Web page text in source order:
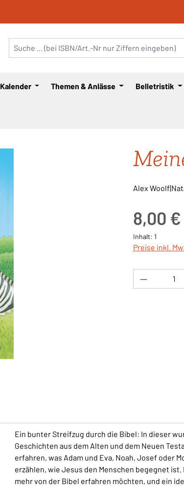
Kalender Themen & Anlässe Belletristik
Alex
8,00 €
Inhalt: 1
Preise inkl.
Produkt
Ein bunter Streifzug durch die Bibel: In dieser
Geschichten aus dem Alten und dem Neuen
erfahren, was Adam und Eva, Noah, Josef oder
erzählen, wie Jesus den Menschen begegnet
mehr von der Bibel erfahren möchten, und ein